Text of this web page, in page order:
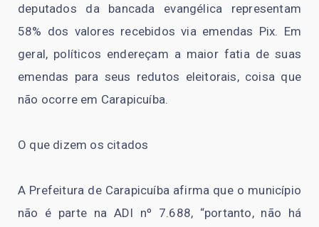
deputados da bancada evangélica representam
58% dos valores recebidos via emendas Pix. Em
geral, políticos endereçam a maior fatia de suas
emendas para seus redutos eleitorais, coisa que
não ocorre em Carapicuíba.
O que dizem os citados
A Prefeitura de Carapicuíba afirma que o município
não é parte na ADI nº 7.688, “portanto, não há